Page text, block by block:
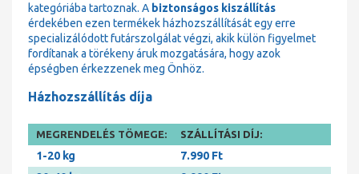
kategóriába tartoznak. A biztonságos kiszállítás
érdekében ezen termékek házhozszállítását egy erre
specializálódott futárszolgálat végzi, akik külön figyelmet
fordítanak a törékeny áruk mozgatására, hogy azok
épségben érkezzenek meg Önhöz.
Házhozszállítás díja
MEGRENDELÉS TÖMEGE: SZÁLLÍTÁSI DÍJ:
1-20 kg
7.990 Ft